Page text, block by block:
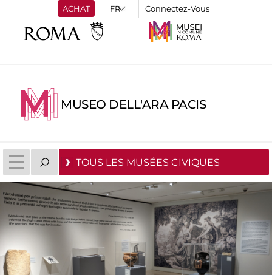
ACHAT Connectez-Vous
MUSEO DELL'ARA PACIS
TOUS LES MUSÉES CIVIQUES